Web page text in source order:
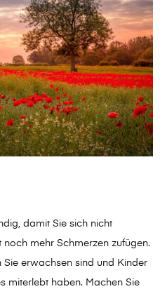
damit Sie sich nicht
mehr Schmerzen zufügen.
Sie erwachsen sind und Kinder
miterlebt haben. Machen Sie